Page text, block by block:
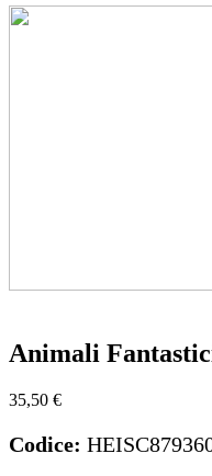
Animali
35,50 €
Codice: